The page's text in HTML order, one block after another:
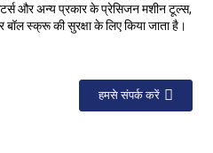
और अन्य प्रकार के प्रेसिजन मशीन टूल्स,
स्क्रू की सुरक्षा के लिए किया जाता है।
हमसे संपर्क करें